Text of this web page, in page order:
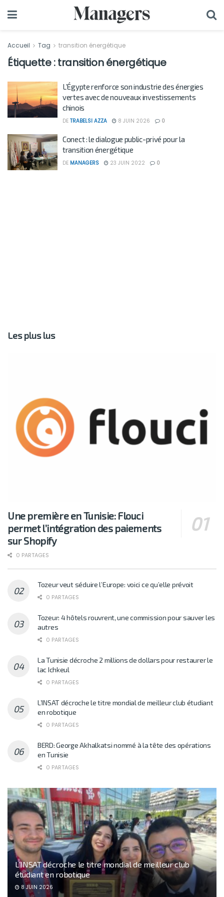
Accueil Tag transition énergétique
Étiquette :transition énergétique
L’Égypte renforce son industrie des énergies
vertes avec de nouveaux investissements
chinois
DE TRABELSI AZZA 8 JUIN 2026 0
Conect : le dialogue public-privé pour la
transition énergétique
DE MANAGERS 23 JUIN 2022 0
Les plus lus
Une première en Tunisie: Flouci
permet l’intégration des paiements
sur Shopify
0 PARTAGES
Tozeur veut séduire l’Europe: voici ce qu’elle prévoit
0 PARTAGES
Tozeur: 4 hôtels rouvrent, une commission pour sauver les
autres
0 PARTAGES
La Tunisie décroche 2 millions de dollars pour restaurer le
lac Ichkeul
0 PARTAGES
L’INSAT décroche le titre mondial de meilleur club étudiant
en robotique
0 PARTAGES
BERD: George Akhalkatsi nommé à la tête des opérations
en Tunisie
0 PARTAGES
L’INSAT décroche le titre mondial de meilleur club
étudiant en robotique
8 JUIN 2026